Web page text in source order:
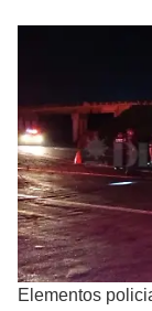
Elementos